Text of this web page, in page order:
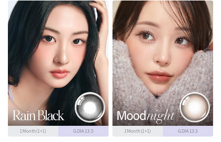
1Month(1+1) G.DIA 13.5 1Month(1+1) G.DIA 13.3